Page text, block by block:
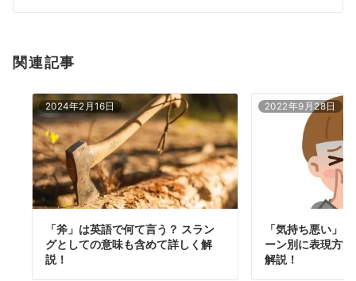
ン
関連記事
2024年2月16日
「斧」は英語で何て言う？ スラン
グとしての意味も含めて詳しく解
説！
2022年9月28日
「気持ち悪い」
ーン別に表現方
解説！